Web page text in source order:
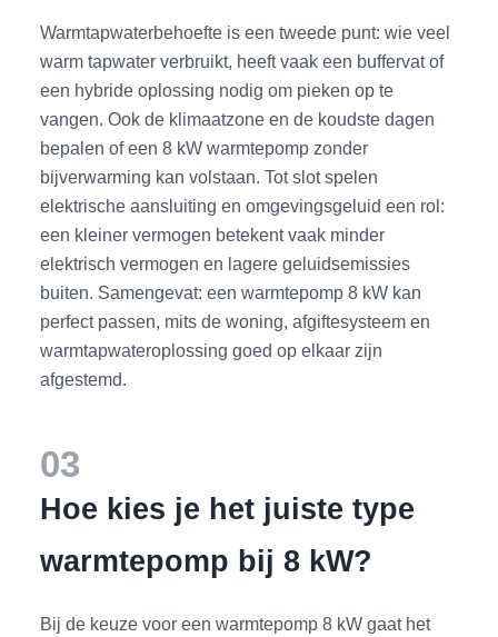
Warmtapwaterbehoefte is een tweede punt: wie veel
warm tapwater verbruikt, heeft vaak een buffervat of
een hybride oplossing nodig om pieken op te
vangen. Ook de klimaatzone en de koudste dagen
bepalen of een 8 kW warmtepomp zonder
bijverwarming kan volstaan. Tot slot spelen
elektrische aansluiting en omgevingsgeluid een rol:
een kleiner vermogen betekent vaak minder
elektrisch vermogen en lagere geluidsemissies
buiten. Samengevat: een warmtepomp 8 kW kan
perfect passen, mits de woning, afgiftesysteem en
warmtapwateroplossing goed op elkaar zijn
afgestemd.
03
Hoe kies je het juiste type
warmtepomp bij 8 kW?
Bij de keuze voor een warmtepomp 8 kW gaat het